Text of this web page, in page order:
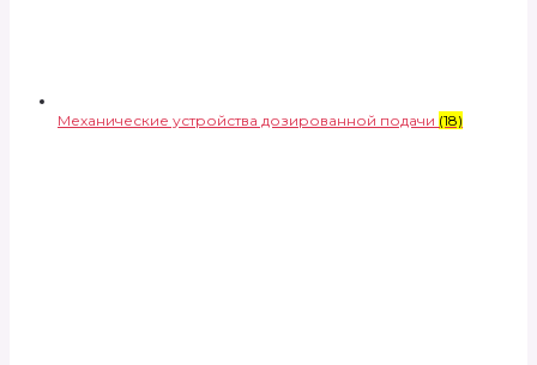
Механические устройства дозированной подачи (18)